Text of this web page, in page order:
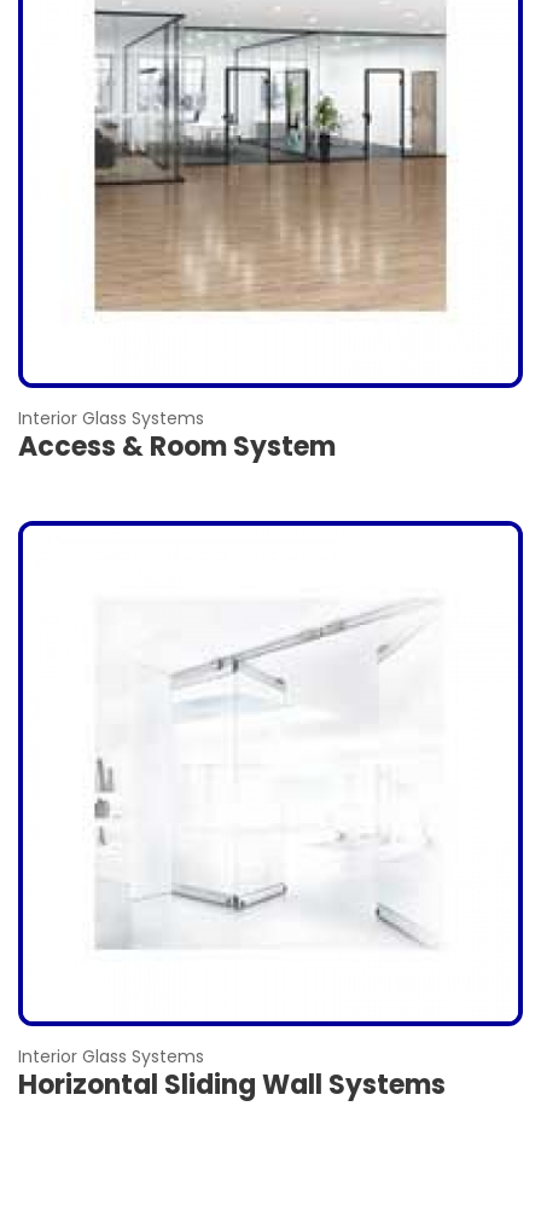
Interior Glass Systems
Access & Room System
Interior Glass Systems
Horizontal Sliding Wall Systems